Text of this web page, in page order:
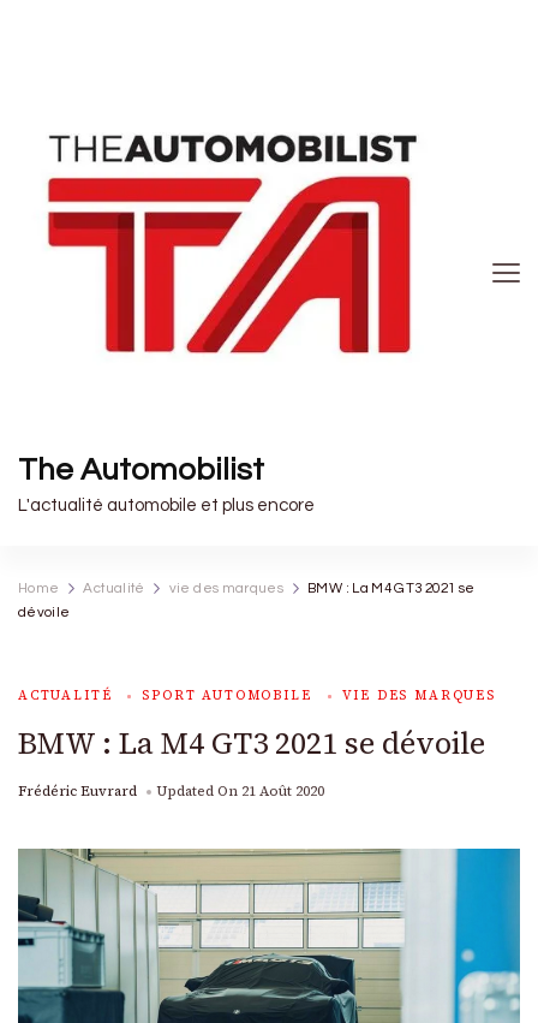
The Automobilist
L'actualité automobile et plus encore
Home Actualité vie des marques
BMW : La M4 GT3 2021 se
dévoile
ACTUALITÉ SPORT AUTOMOBILE VIE DES MARQUES
BMW : La M4 GT3 2021 se dévoile
Frédéric Euvrard Updated On 21 Août 2020